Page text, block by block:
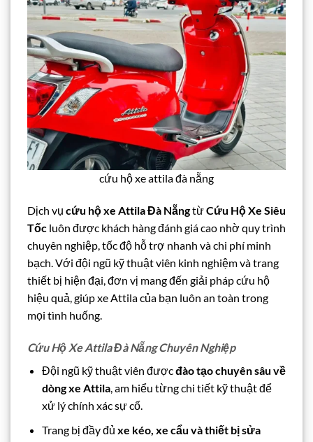
cứu hộ xe attila đà nẵng
Dịch vụ cứu hộ xe Attila Đà NẵngtừCứu Hộ Xe Siêu
Tốc luôn được khách hàng đánh giá cao nhờ quy trình
chuyên nghiệp, tốc độ hỗ trợ nhanh và chi phí minh
bạch. Với đội ngũ kỹ thuật viên kinh nghiệm và trang
thiết bị hiện đại, đơn vị mang đến giải pháp cứu hộ
hiệu quả, giúp xe Attila của bạn luôn an toàn trong
mọi tình huống.
Cứu Hộ Xe Attila Đà Nẵng Chuyên Nghiệp
Đội ngũ kỹ thuật viên đượcđào tạo chuyên sâu về
dòng xe Attila, am hiểu từng chi tiết kỹ thuật để
xử lý chính xác sự cố.
Trang bị đầy đủ xe kéo, xe cẩu và thiết bị sửa